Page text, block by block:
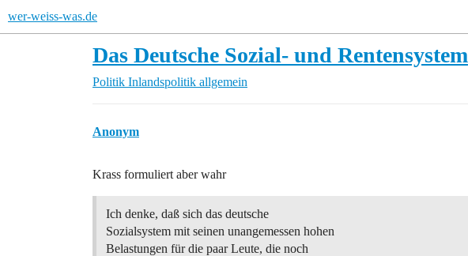
wer-weiss-was.de
Das Deutsche Sozial- und Rentensystem
Politik Inlandspolitik allgemein
Anonym
Krass formuliert aber wahr
Ich denke, daß sich das deutsche
Sozialsystem mit seinen unangemessen hohen
Belastungen für die paar Leute, die noch